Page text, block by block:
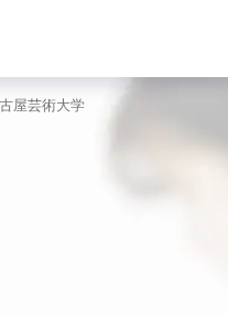
屋芸術大学